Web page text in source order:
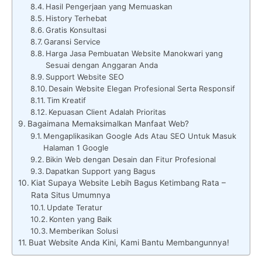
Hasil Pengerjaan yang Memuaskan
History Terhebat
Gratis Konsultasi
Garansi Service
Harga Jasa Pembuatan Website Manokwari yang
Sesuai dengan Anggaran Anda
Support Website SEO
Desain Website Elegan Profesional Serta Responsif
Tim Kreatif
Kepuasan Client Adalah Prioritas
Bagaimana Memaksimalkan Manfaat Web?
Mengaplikasikan Google Ads Atau SEO Untuk Masuk
Halaman 1 Google
Bikin Web dengan Desain dan Fitur Profesional
Dapatkan Support yang Bagus
Kiat Supaya Website Lebih Bagus Ketimbang Rata –
Rata Situs Umumnya
Update Teratur
Konten yang Baik
Memberikan Solusi
Buat Website Anda Kini, Kami Bantu Membangunnya!